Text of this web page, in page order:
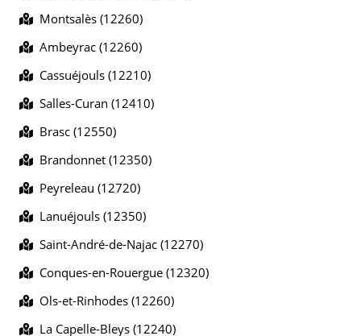
Montsalès (12260)
Ambeyrac (12260)
Cassuéjouls (12210)
Salles-Curan (12410)
Brasc (12550)
Brandonnet (12350)
Peyreleau (12720)
Lanuéjouls (12350)
Saint-André-de-Najac (12270)
Conques-en-Rouergue (12320)
Ols-et-Rinhodes (12260)
La Capelle-Bleys (12240)